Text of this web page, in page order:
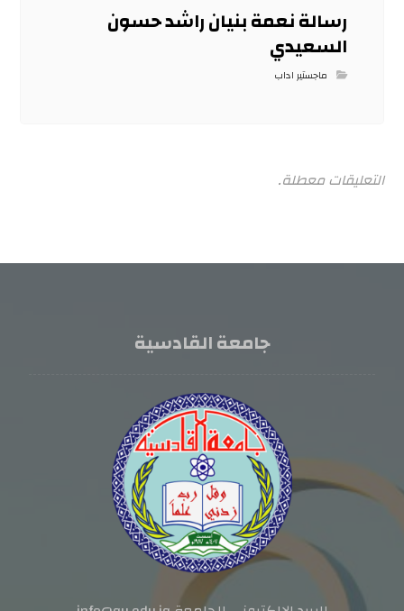
رسالة نعمة بنيان راشد حسون
السعيدي
ماجستير اداب
التعليقات معطلة.
جامعة القادسية